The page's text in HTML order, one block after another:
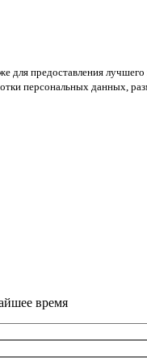
предоставления
персональных данных,
время